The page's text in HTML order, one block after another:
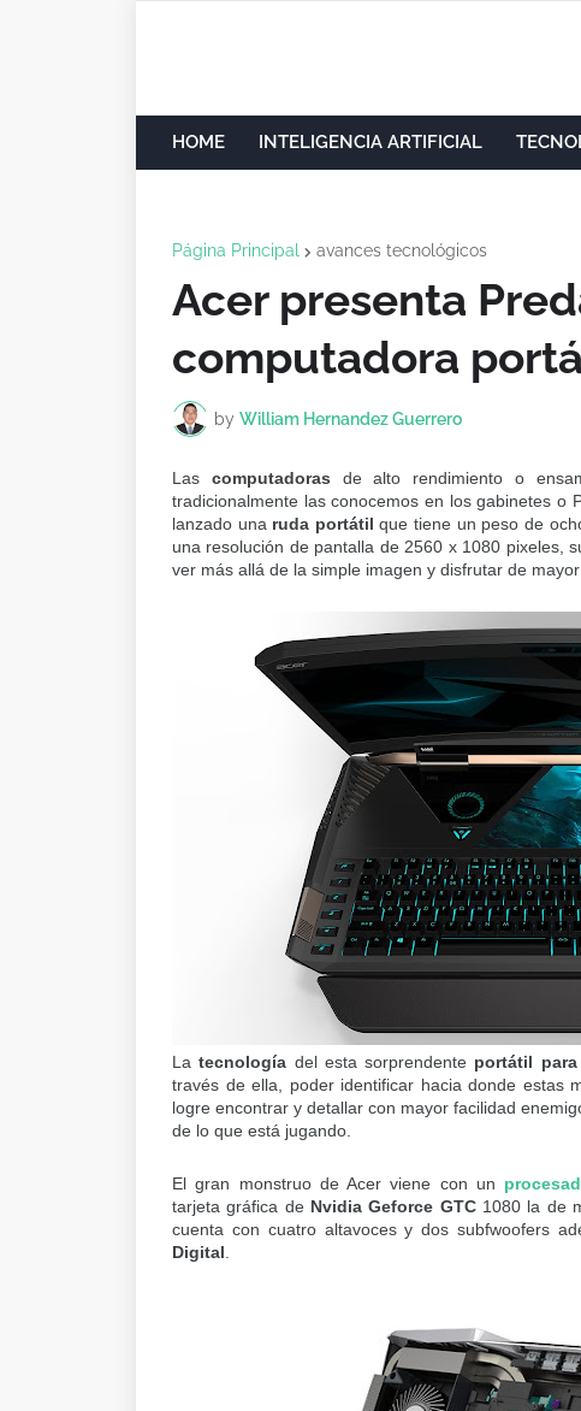
HOME INTELIGENCIA ARTIFICIAL
Página Principal avances tecnológicos
Acer presenta
computadora
by William Hernandez Guerrero
Las computadoras de alto rendimiento o
tradicionalmente las conocemos en los gabinetes o
lanzado una ruda portátil que tiene un peso de
una resolución de pantalla de 2560 x 1080 pixeles,
ver más allá de la simple imagen y disfrutar de
Latecnología del esta sorprendente portátil
través de ella, poder identificar hacia donde estas
logre encontrar y detallar con mayor facilidad
de lo que está jugando.
El gran monstruo de Acer viene con un
tarjeta gráfica deNvidia Geforce GTC1080 la de
cuenta con cuatro altavoces y dos subfwoofers
Digital